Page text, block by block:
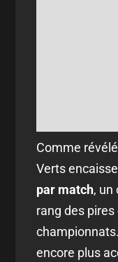
Comme
Verts
par match, un
rang des
encore plus